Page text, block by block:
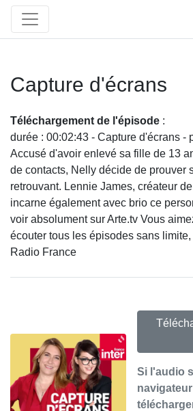
Capture d'écrans
Téléchargement de l'épisode :
durée : 00:02:43 - Capture d'écrans -
Accusé d'avoir enlevé sa fille de 13
de contacts, Nelly décide de prouver
retrouvant. Lennie James, créateur
incarne également avec brio ce
voir absolument sur Arte.tv Vous
écouter tous les épisodes sans
Radio France
Si l'audio